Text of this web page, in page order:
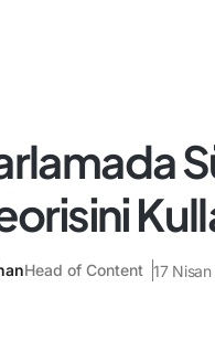
Head of Content 17